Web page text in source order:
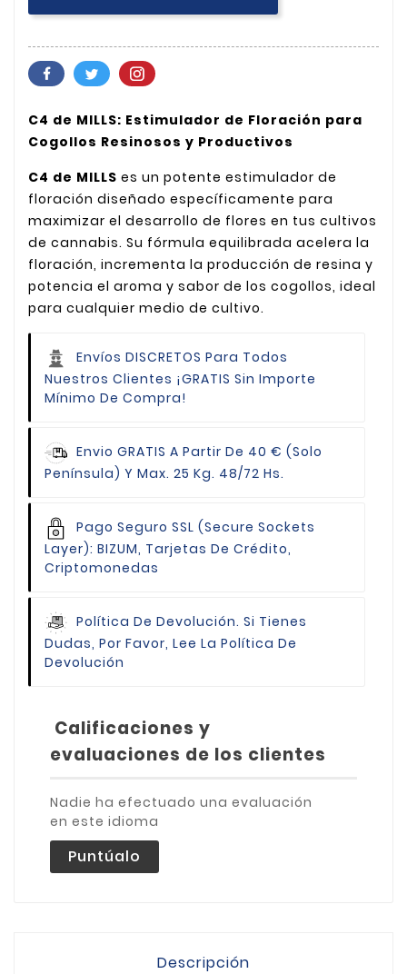
C4 de MILLS: Estimulador de Floración para
Cogollos Resinosos y Productivos
C4 de MILLS es un potente estimulador de
floración diseñado específicamente para
maximizar el desarrollo de flores en tus cultivos
de cannabis. Su fórmula equilibrada acelera la
floración, incrementa la producción de resina y
potencia el aroma y sabor de los cogollos, ideal
para cualquier medio de cultivo.
Envíos DISCRETOS Para Todos
Nuestros Clientes ¡GRATIS Sin Importe
Mínimo De Compra!
Envio GRATIS A Partir De 40 € (Solo
Península) Y Max. 25 Kg. 48/72 Hs.
Pago Seguro SSL (Secure Sockets
Layer): BIZUM, Tarjetas De Crédito,
Criptomonedas
Política De Devolución. Si Tienes
Dudas, Por Favor, Lee La Política De
Devolución
Calificaciones y
evaluaciones de los clientes
Nadie ha efectuado una evaluación
en este idioma
Puntúalo
Descripción